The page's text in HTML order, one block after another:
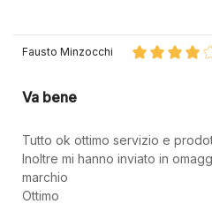
Fausto Minzocchi
Va bene
Tutto ok ottimo servizio e
Inoltre mi hanno inviato in
marchio
Ottimo